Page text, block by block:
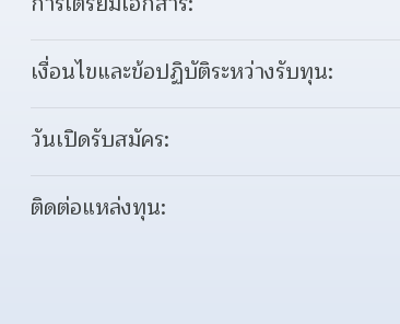
เงื่อนไขและข้อปฏิบัติระหว่างรับทุน:
วันเปิดรับสมัคร:
ติดต่อแหล่งทุน: